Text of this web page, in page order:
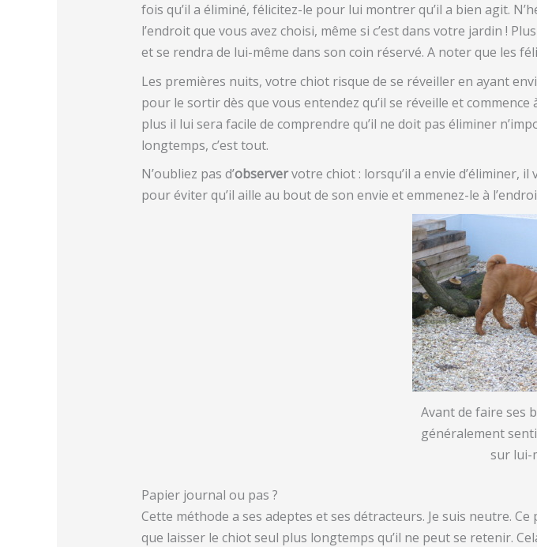
fois qu’il a éliminé, félicitez-le pour lui montrer qu’il a bien agit.
l’endroit que vous avez choisi, même si c’est dans votre jardin !
et se rendra de lui-même dans son coin réservé. A noter que les
Les premières nuits, votre chiot risque de se réveiller en ayant
pour le sortir dès que vous entendez qu’il se réveille et
plus il lui sera facile de comprendre qu’il ne doit pas éliminer
longtemps, c’est tout.
N’oubliez pas d’observervotre chiot : lorsqu’il a envie d’éliminer,
pour éviter qu’il aille au bout de son envie et emmenez-le à
Avant de faire ses
généralement
sur lui-
Papier journal ou pas ?
Cette méthode a ses adeptes et ses détracteurs. Je suis neutre.
que laisser le chiot seul plus longtemps qu’il ne peut se retenir.